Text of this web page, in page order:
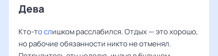
Дева
Кто-то слишком расслабился. Отдых — это хорошо,
но рабочие обязанности никто не отменял.